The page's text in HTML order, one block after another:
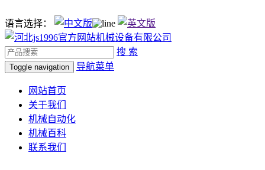
语言选择：
搜 索
Toggle navigation 导航菜单
网站首页
关于我们
机械自动化
机械百科
联系我们